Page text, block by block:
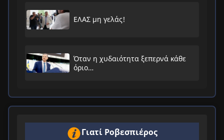
ΕΛΑΣ μη γελάς!
Όταν η χυδαιότητα ξεπερνά κάθε
όριο…
Γιατί Ροβεσπιέρος